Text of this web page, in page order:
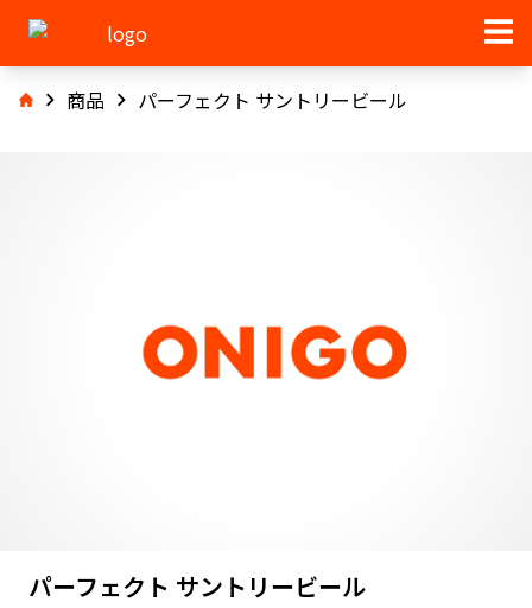
商品 パーフェクト サントリービール
パーフェクト サントリービール